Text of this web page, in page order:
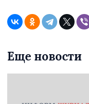
Еще новости